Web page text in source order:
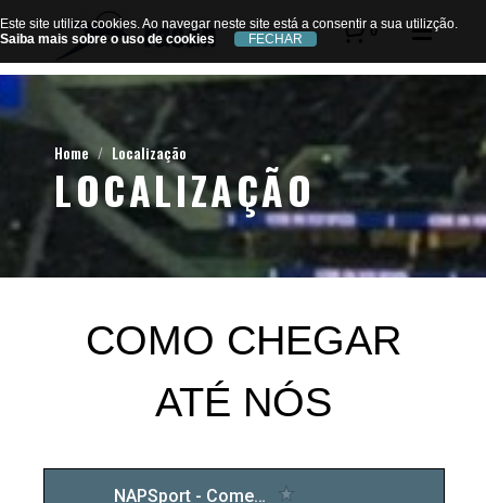
0
Home Localização
LOCALIZAÇÃO
COMO CHEGAR
ATÉ NÓS
Este site utiliza cookies. Ao navegar neste site está a consentir a sua utilizção.
Saiba mais sobre o uso de cookies
Este site utiliza cookies. Ao navegar neste site está a consentir a sua utilizção.
Saiba mais sobre o uso de cookies